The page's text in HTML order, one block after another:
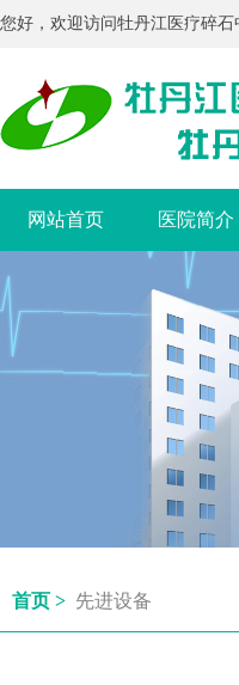
您好，欢迎访问牡丹江医疗碎石
网站首页 医院简介
首页 > 先进设备